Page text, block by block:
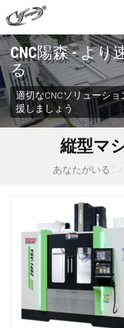
CNC陽森 - よ
る
適切なCNCソリューシ
援しましょう
縦型マ
あなたがいる : /